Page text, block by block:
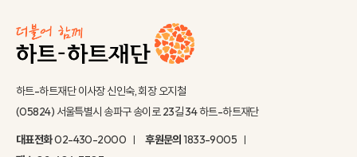
하트-하트재단 이사장 신인숙, 회장 오지철
(05824) 서울특별시 송파구 송이로 23길 34 하트-하트재단
대표전화02-430-2000 후원문의1833-9005